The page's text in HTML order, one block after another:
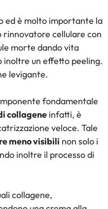
ed è molto importante la
rinnovatore cellulare con
morte dando vita
inoltre un effetto peeling.
levigante.
fondamentale
collagene infatti, è
veloce. Tale
meno visibili non solo i
inoltre il processo di
collagene,